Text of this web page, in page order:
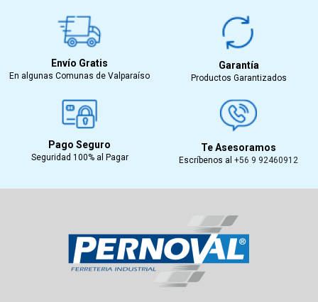
Envío Gratis
En algunas Comunas de Valparaíso
Garantía
Productos Garantizados
Pago Seguro
Seguridad 100% al Pagar
Te Asesoramos
Escríbenos al +56 9 92460912